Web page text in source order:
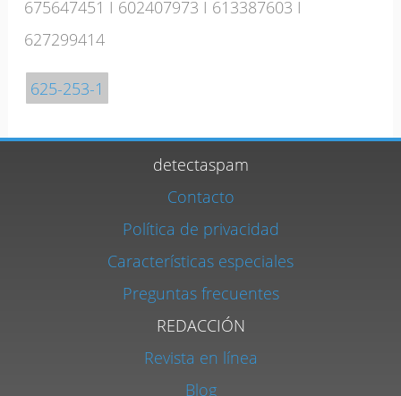
675647451 I 602407973 I 613387603 I
627299414
625-253-1
detectaspam
Contacto
Política de privacidad
Características especiales
Preguntas frecuentes
REDACCIÓN
Revista en línea
Blog